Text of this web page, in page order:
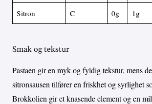
Sitron C 0g 1g
Smak og tekstur
Pastaen gir en myk og fyldig tekstur, mens
sitronsausen tilfører en friskhet og syrlighet
Brokkolien gir et knasende element og en